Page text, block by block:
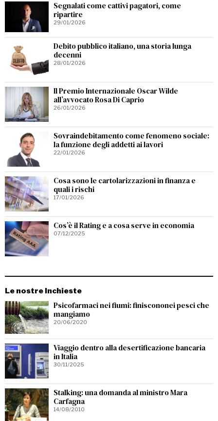
Segnalati come cattivi pagatori, come
ripartire
29/01/2026
Debito pubblico italiano, una storia lunga
decenni
28/01/2026
Il Premio Internazionale Oscar Wilde
all’avvocato Rosa Di Caprio
26/01/2026
Sovraindebitamento come fenomeno sociale:
la funzione degli addetti ai lavori
22/01/2026
Cosa sono le cartolarizzazioni in finanza e
quali i rischi
17/01/2026
Cos’è il Rating e a cosa serve in economia
07/12/2025
Le nostre Inchieste
Psicofarmaci nei fiumi: finiscononei pesci che
mangiamo
20/06/2020
Viaggio dentro alla desertificazione bancaria
in Italia
30/11/2025
Stalking: una domanda al ministro Mara
Carfagna
14/08/2010